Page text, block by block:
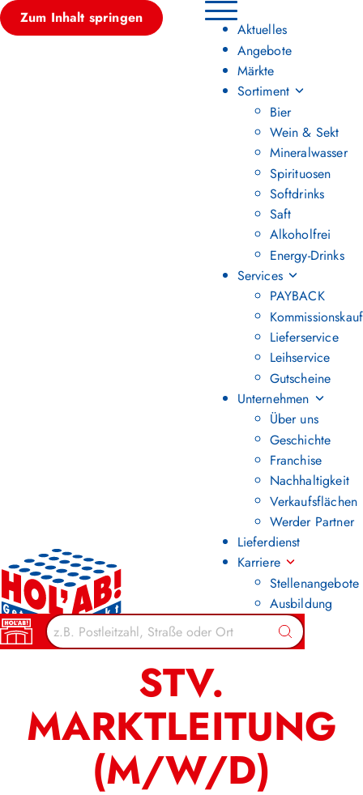
Zum Inhalt springen
Hauptmenü umschalten
Aktuelles
Angebote
Märkte
Sortiment
Bier
Wein & Sekt
Mineralwasser
Spirituosen
Softdrinks
Saft
Alkoholfrei
Energy-Drinks
Services
PAYBACK
Kommissionskauf
Lieferservice
Leihservice
Gutscheine
Unternehmen
Über uns
Geschichte
Franchise
Nachhaltigkeit
Verkaufsflächen
Werder Partner
Lieferdienst
Karriere
Stellenangebote
Ausbildung
Suchen
Zurück zur Übersicht
STV.
MARKTLEITUNG
(M/W/D)